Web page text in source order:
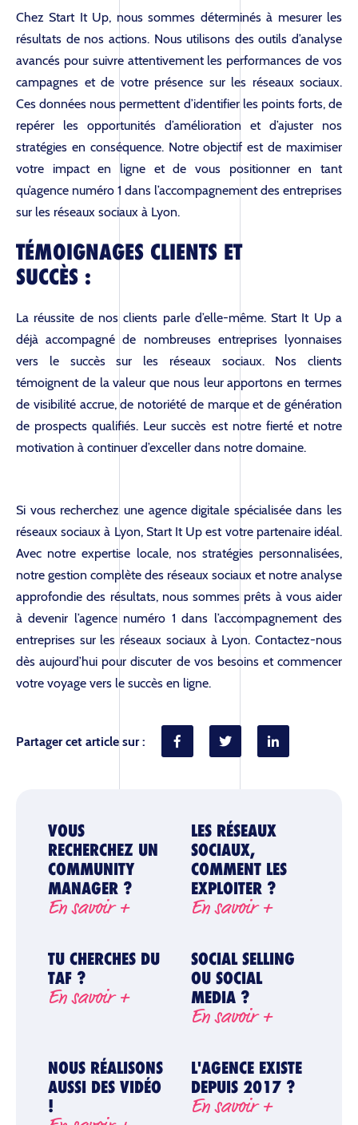
Chez Start It Up, nous sommes déterminés à mesurer les
résultats de nos actions. Nous utilisons des outils d’analyse
avancés pour suivre attentivement les performances de vos
campagnes et de votre présence sur les réseaux sociaux.
Ces données nous permettent d’identifier les points forts, de
repérer les opportunités d’amélioration et d’ajuster nos
stratégies en conséquence. Notre objectif est de maximiser
votre impact en ligne et de vous positionner en tant
qu’agence numéro 1 dans l’accompagnement des entreprises
sur les réseaux sociaux à Lyon.
TÉMOIGNAGES CLIENTS ET
SUCCÈS :
La réussite de nos clients parle d’elle-même. Start It Up a
déjà accompagné de nombreuses entreprises lyonnaises
vers le succès sur les réseaux sociaux. Nos clients
témoignent de la valeur que nous leur apportons en termes
de visibilité accrue, de notoriété de marque et de génération
de prospects qualifiés. Leur succès est notre fierté et notre
motivation à continuer d’exceller dans notre domaine.
Si vous recherchez une agence digitale spécialisée dans les
réseaux sociaux à Lyon, Start It Up est votre partenaire idéal.
Avec notre expertise locale, nos stratégies personnalisées,
notre gestion complète des réseaux sociaux et notre analyse
approfondie des résultats, nous sommes prêts à vous aider
à devenir l’agence numéro 1 dans l’accompagnement des
entreprises sur les réseaux sociaux à Lyon. Contactez-nous
dès aujourd’hui pour discuter de vos besoins et commencer
votre voyage vers le succès en ligne.
Partager cet article sur :
VOUS
RECHERCHEZ UN
COMMUNITY
MANAGER ?
En savoir +
LES RÉSEAUX
SOCIAUX,
COMMENT LES
EXPLOITER ?
En savoir +
TU CHERCHES DU
TAF ?
En savoir +
SOCIAL SELLING
OU SOCIAL
MEDIA ?
En savoir +
NOUS RÉALISONS
AUSSI DES VIDÉO
!
L'AGENCE EXISTE
DEPUIS 2017 ?
En savoir +
L’AGENCE
SOLUTIONS
RÉFÉRENCES
CONTACT